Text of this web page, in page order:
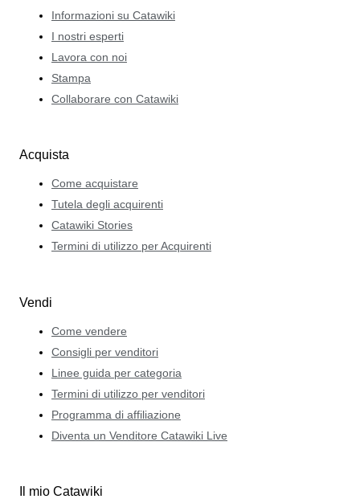
Informazioni su Catawiki
I nostri esperti
Lavora con noi
Stampa
Collaborare con Catawiki
Acquista
Come acquistare
Tutela degli acquirenti
Catawiki Stories
Termini di utilizzo per Acquirenti
Vendi
Come vendere
Consigli per venditori
Linee guida per categoria
Termini di utilizzo per venditori
Programma di affiliazione
Diventa un Venditore Catawiki Live
Il mio Catawiki